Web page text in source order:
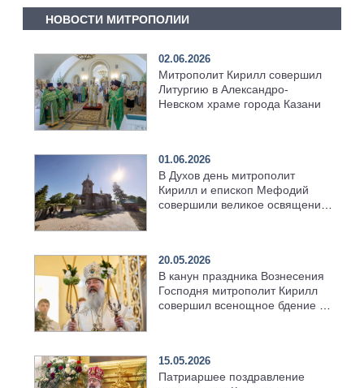
НОВОСТИ МИТРОПОЛИИ
02.06.2026
Митрополит Кирилл совершил
Литургию в Александро-
Невском храме города Казани
01.06.2026
В Духов день митрополит
Кирилл и епископ Мефодий
совершили великое освящение
20.05.2026
В канун праздника Вознесения
Господня митрополит Кирилл
совершил всенощное бдение в
15.05.2026
Патриаршее поздравление